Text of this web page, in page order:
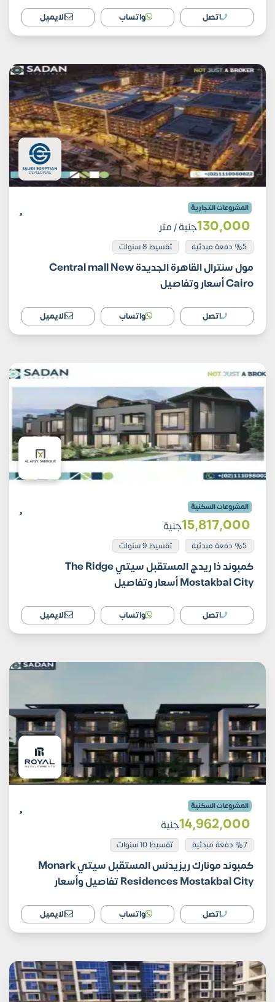
اتصل واتساب الايميل
المشروعات التجارية
130٬000جنية/ متر
%5 دفعة مبدئية تقسيط 8 سنوات
مول سنترال القاهرة الجديدة Central mall New
Cairo أسعار وتفاصيل
اتصل واتساب الايميل
المشروعات السكنية
15٬817٬000جنية
%5 دفعة مبدئية تقسيط 9 سنوات
كمبوند ذا ريدج المستقبل سيتي The Ridge
Mostakbal City أسعار وتفاصيل
اتصل واتساب الايميل
المشروعات السكنية
14٬962٬000جنية
%7 دفعة مبدئية تقسيط 10 سنوات
كمبوند مونارك ريزيدنس المستقبل سيتي Monark
Residences Mostakbal City تفاصيل وأسعار
اتصل واتساب الايميل